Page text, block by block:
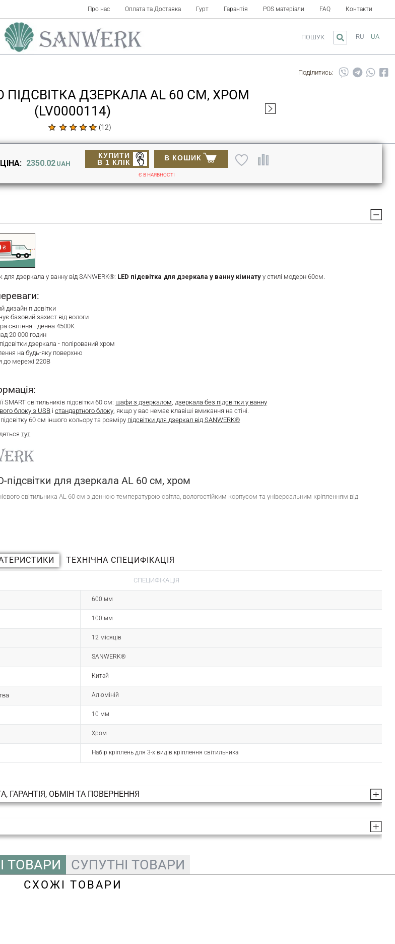
Про нас Оплата та Доставка Гурт Гарантія POS матеріали FAQ Контакти
RU UA
ПОШУК
Поділитись:
ПІДСВІТКА ДЗЕРКАЛА AL 60 СМ, ХРОМ
(LV0000114)
(12)
ЦІНА: 2350.02 UAH
В КОШИК
КУПИТИ
В 1 КЛІК
Є В НАЯВНОСТІ
для дзеркала у ванну від SANWERK®: LED підсвітка для дзеркала у ванну кімнату у стилі модерн 60см.
дизайн підсвітки
базовий захист від вологи
світіння - денна 4500К
20 000 годин
дзеркала - полірований хром
на будь-яку поверхню
до мережі 220В
SMART світильників підсвітки 60 см: шафи з дзеркалом дзеркала без підсвітки у ванну
блоку з USB істандартного блоку, якщо у вас немає клавіші вмикання на стіні.
60 см іншого кольору та розміру підсвітки для дзеркал від SANWERK®
тут
підсвітки для дзеркала AL 60 см, хром
світильника AL 60 см з денною температурою світла, вологостійким корпусом та універсальним кріпленням від
ТЕХНІЧНА СПЕЦИФІКАЦІЯ
СПЕЦИФІКАЦІЯ
600 мм
100 мм
12 місяців
SANWERK®
Китай
Алюміній
10 мм
Хром
Набір кріплень для 3-х видів кріплення світильника
ГАРАНТІЯ, ОБМІН ТА ПОВЕРНЕННЯ
ТОВАРИ СУПУТНІ ТОВАРИ
СХОЖІ ТОВАРИ